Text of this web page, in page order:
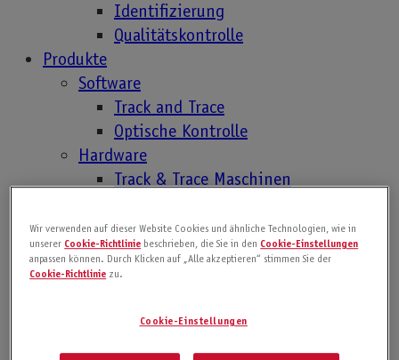
Identifizierung
Qualitätskontrolle
Produkte
Software
Track and Trace
Optische Kontrolle
Hardware
Track & Trace Maschinen
Industrien
Industrien
Pharma
Kosmetik
Optische Kontrolle
Regularien
Rückverfolgbarkeit
Serialisierung
Weitere Filter anzeigen
Industries
Kosmetik
Lebensmittel
Wir verwenden auf dieser Website Cookies und ähnliche Technologien, wie in
unserer Cookie-Richtlinie beschrieben, die Sie in den Cookie-Einstellungen
anpassen können. Durch Klicken auf „Alle akzeptieren“ stimmen Sie der
Cookie-Richtlinie zu.
Cookie-Einstellungen